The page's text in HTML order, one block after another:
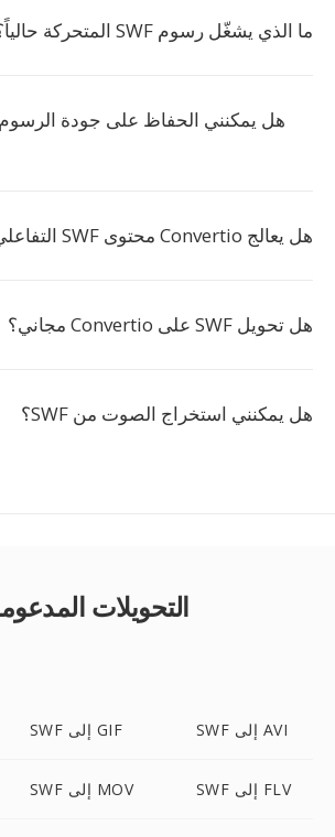
ما الذي يشغّل رسوم SWF المتحركة حالياً؟
هل يمكنني الحفاظ على جودة
هل يعالج Convertio محتوى SWF التفاعلي؟
هل تحويل SWF على Convertio مجاني؟
هل يمكنني استخراج الصوت من SWF؟
التحويلات
SWF إلى GIF SWF إلى AVI
SWF إلى MOV SWF إلى FLV